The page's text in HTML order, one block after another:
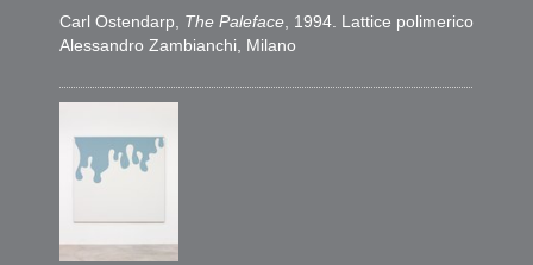
Carl Ostendarp, The Paleface , 1994. Lattice polimerico su
Alessandro Zambianchi, Milano